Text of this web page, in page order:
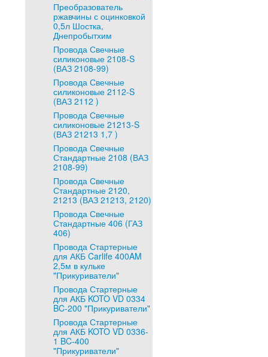
Преобразователь
ржавчины с оцинковкой
0,5л Шостка,
Днепробытхим
Провода Свечные
силиконовые 2108-S
(ВАЗ 2108-99)
Провода Свечные
силиконовые 2112-S
(ВАЗ 2112 )
Провода Свечные
силиконовые 21213-S
(ВАЗ 21213 1,7 )
Провода Свечные
Стандартные 2108 (ВАЗ
2108-99)
Провода Свечные
Стандартные 2120,
21213 (ВАЗ 21213, 2120)
Провода Свечные
Стандартные 406 (ГАЗ
406)
Провода Стартерные
для АКБ Carlife 400AM
2,5м в кульке
"Прикуриватели"
Провода Стартерные
для АКБ KOTO VD 0334
BC-200 "Прикуриватели"
Провода Стартерные
для АКБ KOTO VD 0336-
1 BC-400
"Прикуриватели"